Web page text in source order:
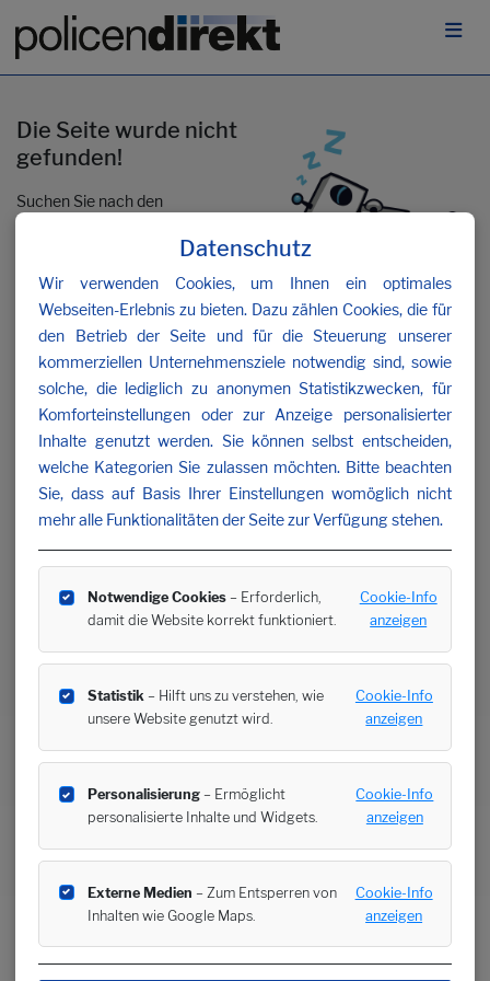
Die Seite wurde nicht
gefunden!
Suchen Sie nach den
Datenschutz
Wir verwenden Cookies, um Ihnen ein optimales
Webseiten-Erlebnis zu bieten. Dazu zählen Cookies, die für
den Betrieb der Seite und für die Steuerung unserer
kommerziellen Unternehmensziele notwendig sind, sowie
solche, die lediglich zu anonymen Statistikzwecken, für
Komforteinstellungen oder zur Anzeige personalisierter
Inhalte genutzt werden. Sie können selbst entscheiden,
welche Kategorien Sie zulassen möchten. Bitte beachten
Sie, dass auf Basis Ihrer Einstellungen womöglich nicht
mehr alle Funktionalitäten der Seite zur Verfügung stehen.
Notwendige Cookies– Erforderlich,
damit die Website korrekt funktioniert.
Cookie-Info
anzeigen
Statistik– Hilft uns zu verstehen, wie
unsere Website genutzt wird.
Cookie-Info
anzeigen
Personalisierung– Ermöglicht
personalisierte Inhalte und Widgets.
Cookie-Info
anzeigen
Externe Medien – Zum Entsperren von
Inhalten wie Google Maps.
Cookie-Info
anzeigen